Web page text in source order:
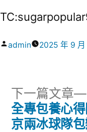
作
admin 2025 年 9 月
文
下一篇文章
全專包養心
京兩冰球隊